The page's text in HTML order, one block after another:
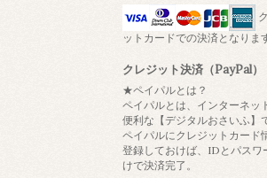
ットカードでの決済となりま
クレジット決済（PayPal）
★ペイパルとは？
ペイパルとは、インターネッ
便利な【デジタルおさいふ】
ペイパルにクレジットカード
登録しておけば、IDとパスワ
けで決済完了。